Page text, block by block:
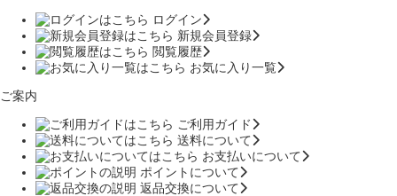
ログイン
新規会員登録
閲覧履歴
お気に入り一覧
ご案内
ご利用ガイド
送料について
お支払いについて
ポイントについて
返品交換について